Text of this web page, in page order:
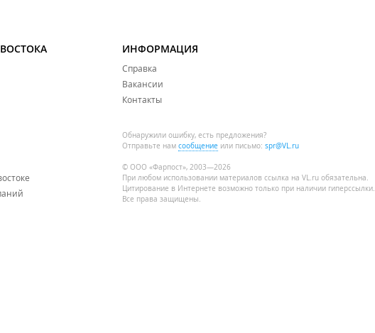
ИНФОРМАЦИЯ
Справка
Вакансии
Контакты
Обнаружили ошибку, есть предложения?
Отправьте нам сообщение или письмо: spr@VL.ru
© ООО «Фарпост», 2003—2026
При любом использовании материалов ссылка на VL.ru обязательна.
Цитирование в Интернете возможно только при наличии гиперссылки.
Все права защищены.